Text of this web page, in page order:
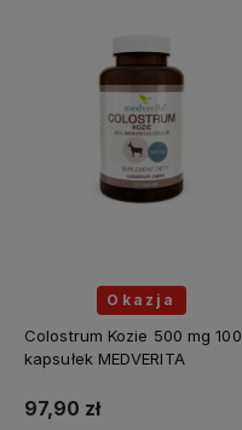
Okazja
Colostrum Kozie 500 mg 100
kapsułek MEDVERITA
97,90 zł